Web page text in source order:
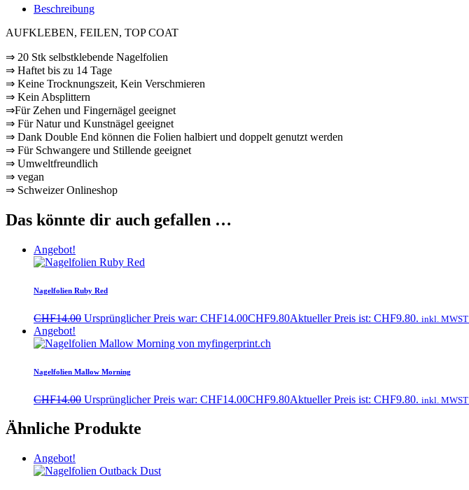
Beschreibung
AUFKLEBEN, FEILEN, TOP COAT
⇒ 20 Stk selbstklebende Nagelfolien
⇒ Haftet bis zu 14 Tage
⇒ Keine Trocknungszeit, Kein Verschmieren
⇒ Kein Absplittern
⇒Für Zehen und Fingernägel geeignet
⇒ Für Natur und Kunstnägel geeignet
⇒ Dank Double End können die Folien halbiert und doppelt genutzt werden
⇒ Für Schwangere und Stillende geeignet
⇒ Umweltfreundlich
⇒ vegan
⇒ Schweizer Onlineshop
Das könnte dir auch gefallen …
Angebot!
Nagelfolien Ruby Red
CHF14.00 Ursprünglicher Preis war: CHF14.00CHF9.80Aktueller Preis ist: CHF9.80. inkl. MWST
Angebot!
Nagelfolien Mallow Morning
CHF14.00 Ursprünglicher Preis war: CHF14.00CHF9.80Aktueller Preis ist: CHF9.80. inkl. MWST
Ähnliche Produkte
Angebot!